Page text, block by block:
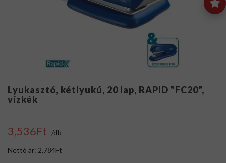
Lyukasztó, kétlyukú, 20 lap, RAPID "FC20",
vízkék
3,536Ft /db
Nettó ár: 2,784Ft